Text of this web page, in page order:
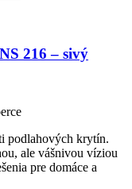
216 – sivý
podlahových krytín.
ale vášnivou víziou
pre domáce a